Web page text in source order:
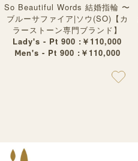
So Beautiful Words 結婚指輪 〜
ブルーサファイア|ソウ(SO)【カ
ラーストーン専門ブランド】
Lady's - Pt 900 :￥110,000
Ⅿen's - Pt 900 :￥110,000